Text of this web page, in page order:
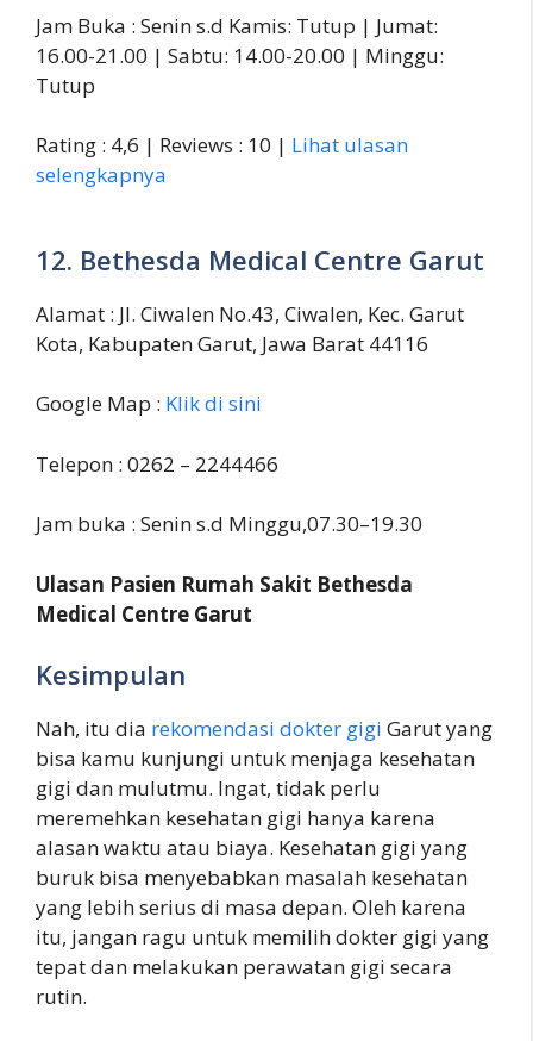
Jam Buka : Senin s.d Kamis: Tutup | Jumat:
16.00-21.00 | Sabtu: 14.00-20.00 | Minggu:
Tutup
Rating : 4,6 | Reviews : 10 | Lihat ulasan
selengkapnya
12. Bethesda Medical Centre Garut
Alamat : Jl. Ciwalen No.43, Ciwalen, Kec. Garut
Kota, Kabupaten Garut, Jawa Barat 44116
Google Map : Klik di sini
Telepon : 0262 – 2244466
Jam buka : Senin s.d Minggu,07.30–19.30
Ulasan Pasien Rumah Sakit Bethesda
Medical Centre Garut
Kesimpulan
Nah, itu dia rekomendasi dokter gigi Garut yang
bisa kamu kunjungi untuk menjaga kesehatan
gigi dan mulutmu. Ingat, tidak perlu
meremehkan kesehatan gigi hanya karena
alasan waktu atau biaya. Kesehatan gigi yang
buruk bisa menyebabkan masalah kesehatan
yang lebih serius di masa depan. Oleh karena
itu, jangan ragu untuk memilih dokter gigi yang
tepat dan melakukan perawatan gigi secara
rutin.